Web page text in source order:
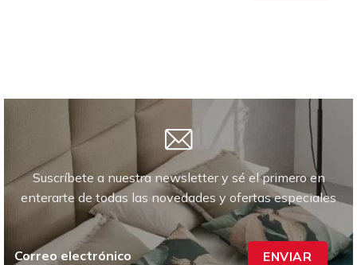
Suscríbete a nuestra newsletter y sé el primero en
enterarte de todas las novedades y ofertas especiales
ENVIAR